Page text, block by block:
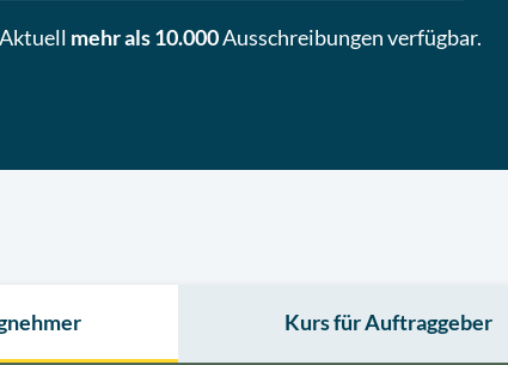
Aktuell mehr als 10.000Ausschreibungen verfügbar.
Kurs für Auftraggeber